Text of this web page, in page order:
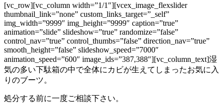
[vc_row][vc_column width=”1/1″][vcex_image_flexslider
thumbnail_link=”none” custom_links_target=”_self”
img_width=”9999″ img_height=”9999″ caption=”true”
animation=”slide” slideshow=”true” randomize=”false”
control_nav=”true” control_thumbs=”false” direction_nav=”true”
smooth_height=”false” slideshow_speed=”7000″
animation_speed=”600″ image_ids=”387,388″][vc_column_text]湿
気の多い下駄箱の中で全体にカビが生えてしまったお気に入
りのブーツ。
処分する前に一度ご相談下さい。